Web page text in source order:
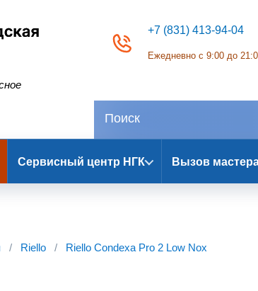
+7 (831) 413-94-04
Ежедневно с 9:00 до
Сервисный центр НГК Вызов
/ Riello / Riello Condexa Pro 2 Low Nox